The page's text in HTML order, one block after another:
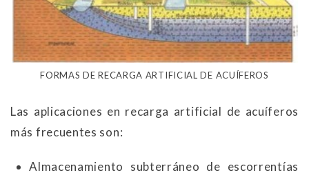
FORMAS DE RECARGA ARTIFICIAL DE ACUÍFEROS
Las aplicaciones en recarga artificial de acuíferos
más frecuentes son:
Almacenamiento subterráneo de escorrentías